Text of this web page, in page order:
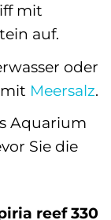
mit
auf.
oder
Meersalz.
Aquarium
Sie die
reef 330